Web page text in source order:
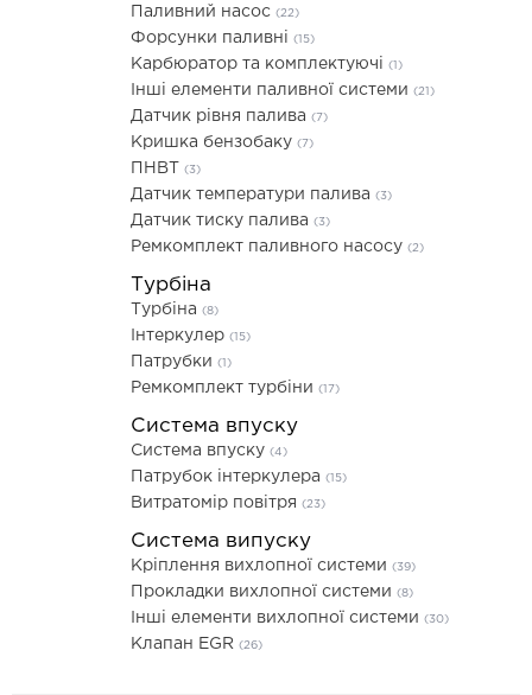
Паливний насос (22)
Форсунки паливні (15)
Карбюратор та комплектуючі (1)
Інші елементи паливної системи (21)
Датчик рівня палива (7)
Кришка бензобаку (7)
ПНВТ (3)
Датчик температури палива (3)
Датчик тиску палива (3)
Ремкомплект паливного насосу (2)
Турбіна
Турбіна (8)
Інтеркулер (15)
Патрубки (1)
Ремкомплект турбіни (17)
Система впуску
Система впуску (4)
Патрубок інтеркулера (15)
Витратомір повітря (23)
Система випуску
Кріплення вихлопної системи (39)
Прокладки вихлопної системи (8)
Інші елементи вихлопної системи (30)
Клапан EGR (26)